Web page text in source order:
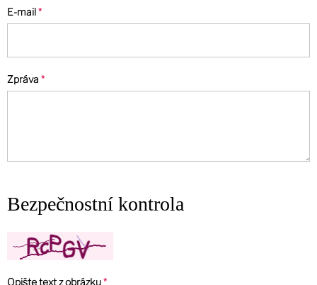
E-mail
Zpráva
Bezpečnostní kontrola
Opište text z obrázku